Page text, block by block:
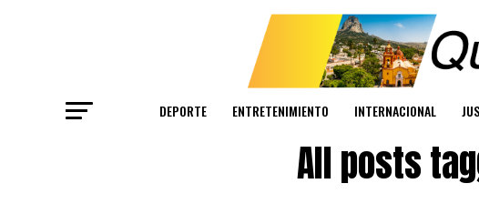
DEPORTE ENTRETENIMIENTO INTERNACIONAL
All posts